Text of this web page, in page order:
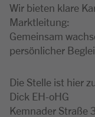
Wir bieten klare
Marktleitung:
Gemeinsam
persönlicher
Die Stelle ist hier
Dick EH-oHG
Kemnader Straße